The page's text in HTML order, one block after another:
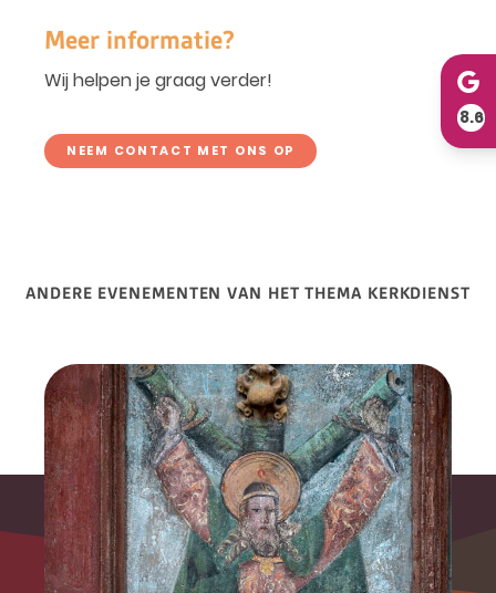
Meer informatie?
Wij helpen je graag verder!
NEEM CONTACT MET ONS OP
ANDERE EVENEMENTEN VAN HET THEMA KERKDIENST
8.6